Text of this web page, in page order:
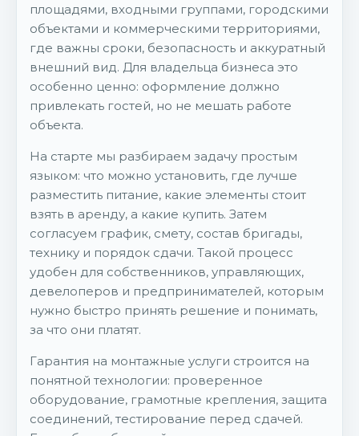
площадями, входными группами, городскими
объектами и коммерческими территориями,
где важны сроки, безопасность и аккуратный
внешний вид. Для владельца бизнеса это
особенно ценно: оформление должно
привлекать гостей, но не мешать работе
объекта.
На старте мы разбираем задачу простым
языком: что можно установить, где лучше
разместить питание, какие элементы стоит
взять в аренду, а какие купить. Затем
согласуем график, смету, состав бригады,
технику и порядок сдачи. Такой процесс
удобен для собственников, управляющих,
девелоперов и предпринимателей, которым
нужно быстро принять решение и понимать,
за что они платят.
Гарантия на монтажные услуги строится на
понятной технологии: проверенное
оборудование, грамотные крепления, защита
соединений, тестирование перед сдачей.